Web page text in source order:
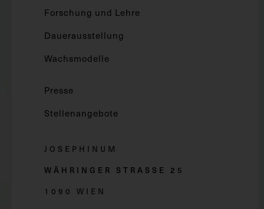
Forschung und Lehre
Dauerausstellung
Wachsmodelle
Presse
Stellenangebote
JOSEPHINUM
WÄHRINGER STRASSE 2 5
1090 WIEN